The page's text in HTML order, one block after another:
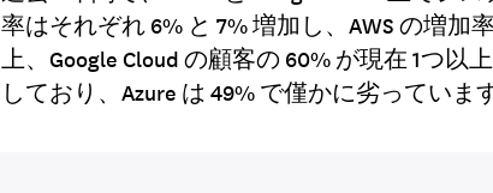
率はそれぞれ 6% と 7% 増加し、AWS の増加
上、Google Cloud の顧客の 60% が現在 1つ
しており、Azure は 49% で僅かに劣っています